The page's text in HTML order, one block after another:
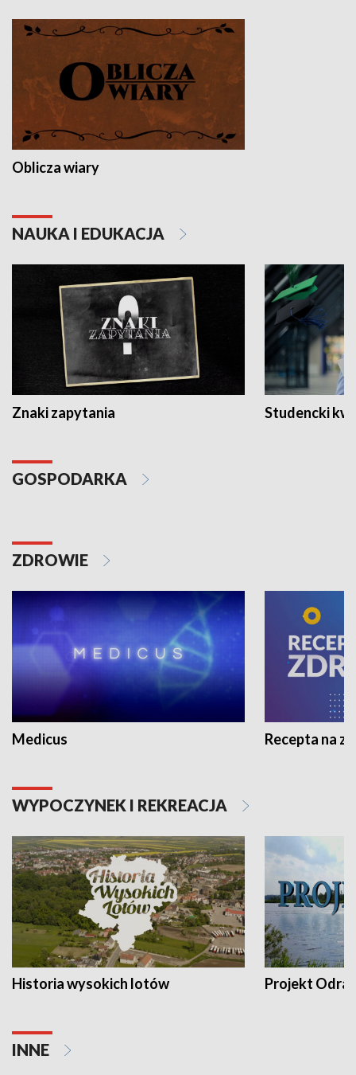
Oblicza wiary
NAUKA I EDUKACJA
Znaki zapytania Studencki
GOSPODARKA
ZDROWIE
Medicus Recepta na
WYPOCZYNEK I REKREACJA
Historia wysokich lotów Projekt Odra
INNE